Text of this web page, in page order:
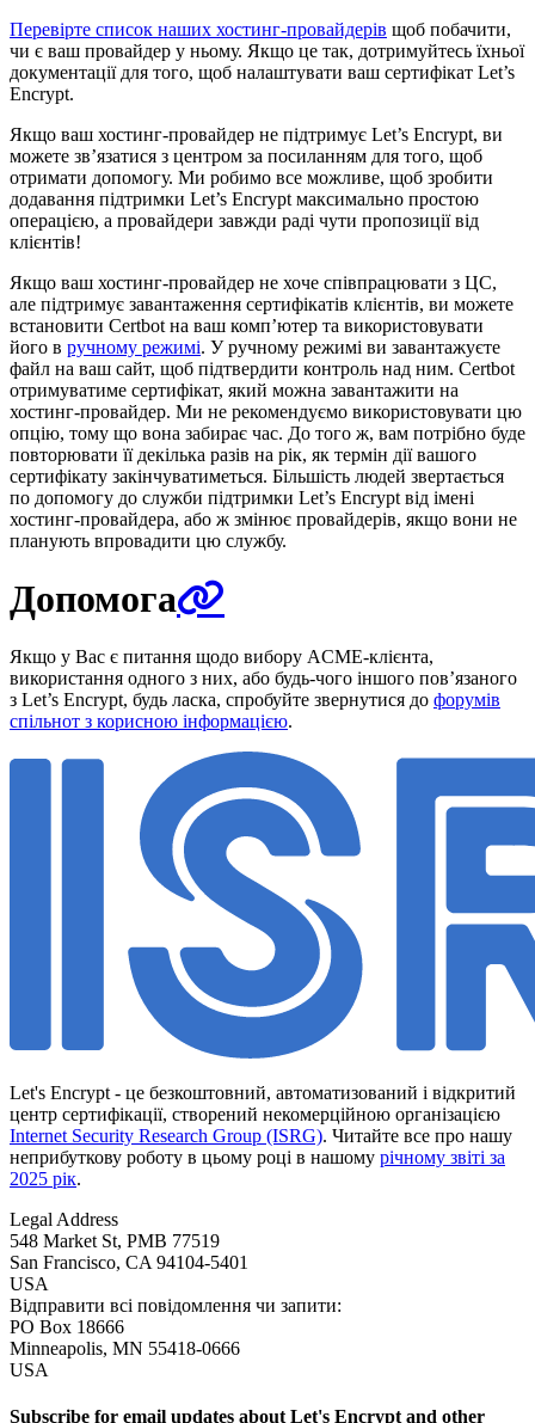
Перевірте список наших хостинг-провайдерів щоб побачити,
чи є ваш провайдер у ньому. Якщо це так, дотримуйтесь їхньої
документації для того, щоб налаштувати ваш сертифікат Let’s
Encrypt.
Якщо ваш хостинг-провайдер не підтримує Let’s Encrypt, ви
можете зв’язатися з центром за посиланням для того, щоб
отримати допомогу. Ми робимо все можливе, щоб зробити
додавання підтримки Let’s Encrypt максимально простою
операцією, а провайдери завжди раді чути пропозиції від
клієнтів!
Якщо ваш хостинг-провайдер не хоче співпрацювати з ЦС,
але підтримує завантаження сертифікатів клієнтів, ви можете
встановити Certbot на ваш комп’ютер та використовувати
його в ручному режимі. У ручному режимі ви завантажуєте
файл на ваш сайт, щоб підтвердити контроль над ним. Certbot
отримуватиме сертифікат, який можна завантажити на
хостинг-провайдер. Ми не рекомендуємо використовувати цю
опцію, тому що вона забирає час. До того ж, вам потрібно буде
повторювати її декілька разів на рік, як термін дії вашого
сертифікату закінчуватиметься. Більшість людей звертається
по допомогу до служби підтримки Let’s Encrypt від імені
хостинг-провайдера, або ж змінює провайдерів, якщо вони не
планують впровадити цю службу.
Допомога
Якщо у Вас є питання щодо вибору ACME-клієнта,
використання одного з них, або будь-чого іншого пов’язаного
з Let’s Encrypt, будь ласка, спробуйте звернутися до форумів
спільнот з корисною інформацією.
Let's Encrypt - це безкоштовний, автоматизований і відкритий
центр сертифікації, створений некомерційною організацією
Internet Security Research Group (ISRG). Читайте все про нашу
неприбуткову роботу в цьому році в нашому річному звіті за
2025 рік.
Legal Address
548 Market St, PMB 77519
San Francisco, CA 94104-5401
USA
Відправити всі повідомлення чи запити:
PO Box 18666
Minneapolis, MN 55418-0666
USA
Subscribe for email updates about Let's Encrypt and other